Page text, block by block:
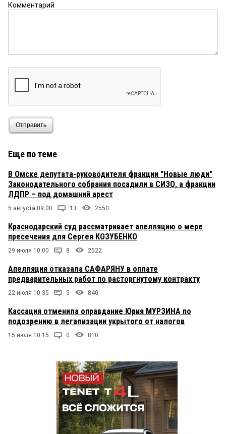
Комментарий
Отправить
Еще по теме
В Омске депутата-руководителя фракции "Новые люди"
Законодательного собрания посадили в СИЗО, а фракции
ЛДПР – под домашний арест
5 августа 09:00 13 2550
Краснодарский суд рассматривает апелляцию о мере
пресечения для Сергея КОЗУБЕНКО
29 июля 10:00 8 2522
Апелляция отказала САФАРЯНУ в оплате
предварительных работ по расторгнутому контракту
22 июля 10:35 5 840
Кассация отменила оправдание Юрия МУРЗИНА по
подозрению в легализации укрытого от налогов
15 июля 10:15 0 810